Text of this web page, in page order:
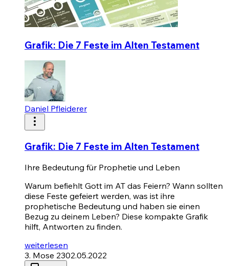
Grafik: Die 7 Feste im Alten Testament
Daniel Pfleiderer
Grafik: Die 7 Feste im Alten Testament
Ihre Bedeutung für Prophetie und Leben
Warum befiehlt Gott im AT das Feiern? Wann sollten
diese Feste gefeiert werden, was ist ihre
prophetische Bedeutung und haben sie einen
Bezug zu deinem Leben? Diese kompakte Grafik
hilft, Antworten zu finden.
weiterlesen
3. Mose 2302.05.2022